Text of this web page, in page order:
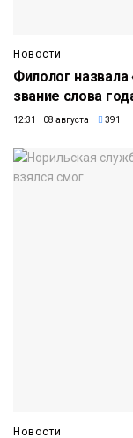
Новости
Филолог
звание слова
12:31 08 августа 391
Новости